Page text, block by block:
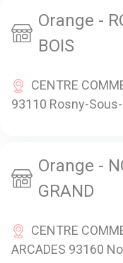
Orange -
BOIS
CENTRE
93110 Rosny-
Orange -
GRAND
CENTRE
ARCADES 93160